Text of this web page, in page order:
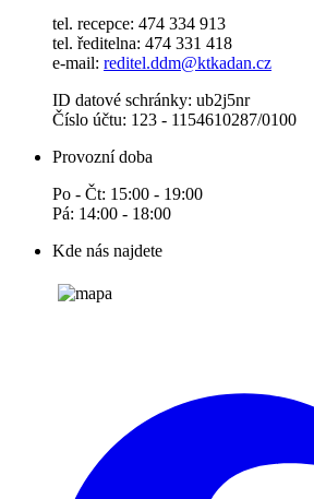
tel. recepce: 474 334 913
tel. ředitelna: 474 331 418
e-mail: reditel.ddm@ktkadan.cz
ID datové schránky: ub2j5nr
Číslo účtu: 123 - 1154610287/0100
Provozní doba
Po - Čt: 15:00 - 19:00
Pá: 14:00 - 18:00
Kde nás najdete